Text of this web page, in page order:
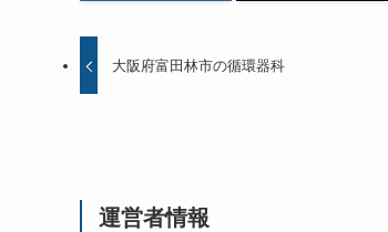
大阪府富田林市の循環器科
運営者情報